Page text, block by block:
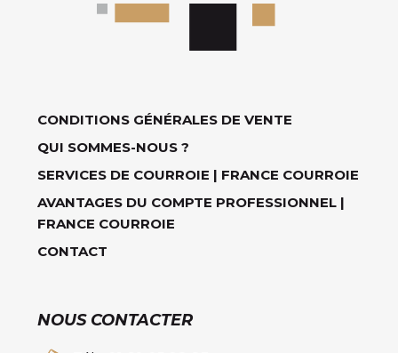
CONDITIONS GÉNÉRALES DE VENTE
QUI SOMMES-NOUS ?
SERVICES DE COURROIE | FRANCE COURROIE
AVANTAGES DU COMPTE PROFESSIONNEL |
FRANCE COURROIE
CONTACT
NOUS CONTACTER